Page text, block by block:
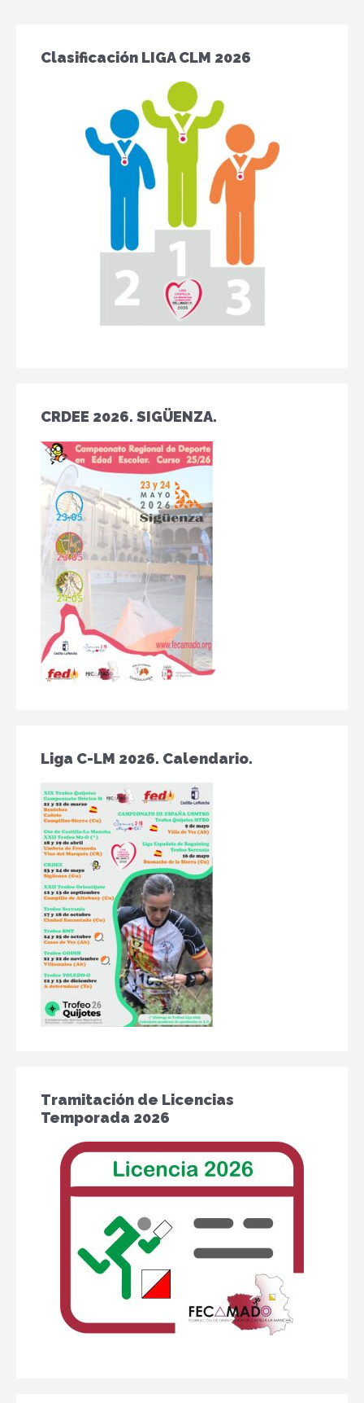
Clasificación LIGA CLM 2026
CRDEE 2026. SIGÜENZA.
Liga C-LM 2026. Calendario.
Tramitación de Licencias
Temporada 2026